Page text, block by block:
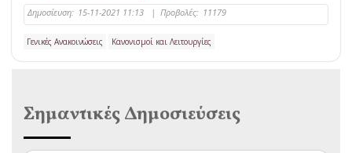
Δημοσίευση: 15-11-2021 11:13 | Προβολές: 11179
Γενικές Ανακοινώσεις Κανονισμοί και Λειτουργίες
Σημαντικές Δημοσιεύσεις